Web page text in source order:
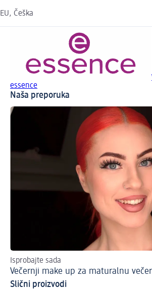
EU, Češka
essence
Naša preporuka
Isprobajte sada
Večernji make up za maturalnu večer
Slični proizvodi